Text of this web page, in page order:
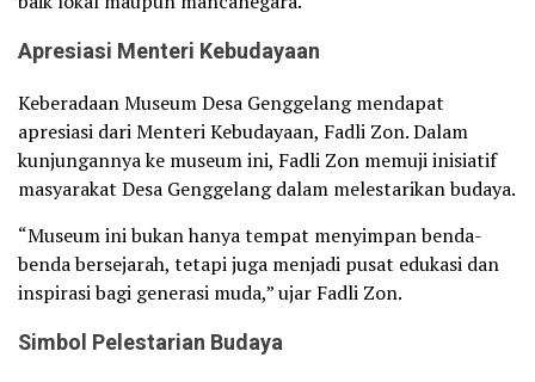
Apresiasi Menteri Kebudayaan
Keberadaan Museum Desa Genggelang mendapat
apresiasi dari Menteri Kebudayaan, Fadli Zon. Dalam
kunjungannya ke museum ini, Fadli Zon memuji inisiatif
masyarakat Desa Genggelang dalam melestarikan budaya.
“Museum ini bukan hanya tempat menyimpan benda-
benda bersejarah, tetapi juga menjadi pusat edukasi dan
inspirasi bagi generasi muda,” ujar Fadli Zon.
Simbol Pelestarian Budaya